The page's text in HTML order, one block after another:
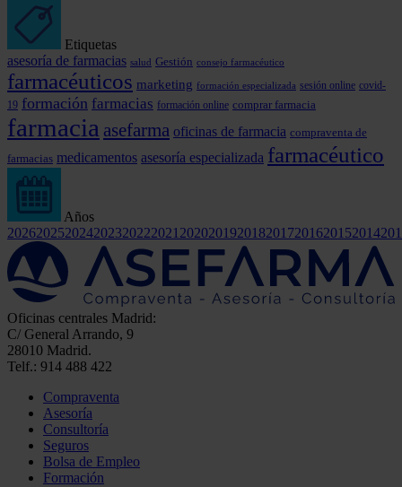
Etiquetas
asesoría de farmacias salud Gestión consejo farmacéutico
farmacéuticos marketing formación especializada sesión online covid-
19 formación farmacias formación online comprar farmacia
farmacia asefarma oficinas de farmacia compraventa de
farmacias medicamentos asesoría especializada farmacéutico
Años
202620252024202320222021 2020201920182017201620152014
Oficinas centrales Madrid:
C/ General Arrando, 9
28010 Madrid.
Telf.: 914 488 422
Compraventa
Asesoría
Consultoría
Seguros
Bolsa de Empleo
Formación